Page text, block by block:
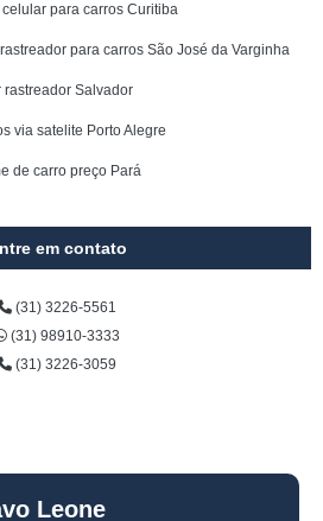
para carros Curitiba
para carros São José da Varginha
Salvador
via satelite Porto Alegre
de carro preço Pará
em contato
(31) 3226-5561
(31) 98910-3333
(31) 3226-3059
Leone